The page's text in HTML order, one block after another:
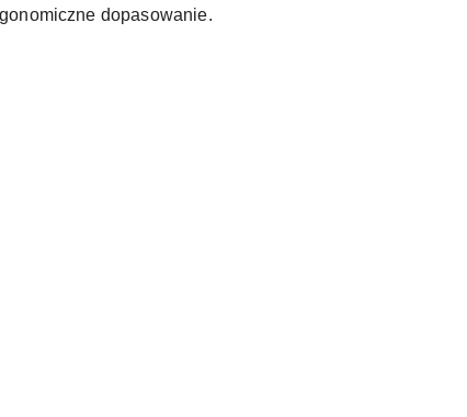
dopasowanie.